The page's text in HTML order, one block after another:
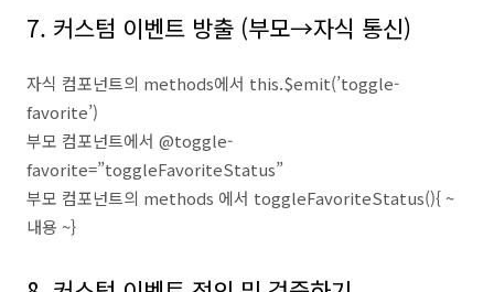
7. 커스텀 이벤트 방출 (부모→자식 통신)
자식 컴포넌트의 methods에서 this.$emit(’toggle-
favorite’)
부모 컴포넌트에서 @toggle-
favorite=”toggleFavoriteStatus”
부모 컴포넌트의 methods 에서 toggleFavoriteStatus(){ ~
내용 ~}